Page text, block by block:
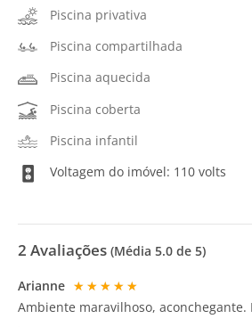
Piscina privativa
Piscina compartilhada
Piscina aquecida
Piscina coberta
Piscina infantil
Voltagem do imóvel: 110 volts
2 Avaliações (Média 5.0 de 5)
Arianne ★★★★★
Ambiente maravilhoso, aconchegante.